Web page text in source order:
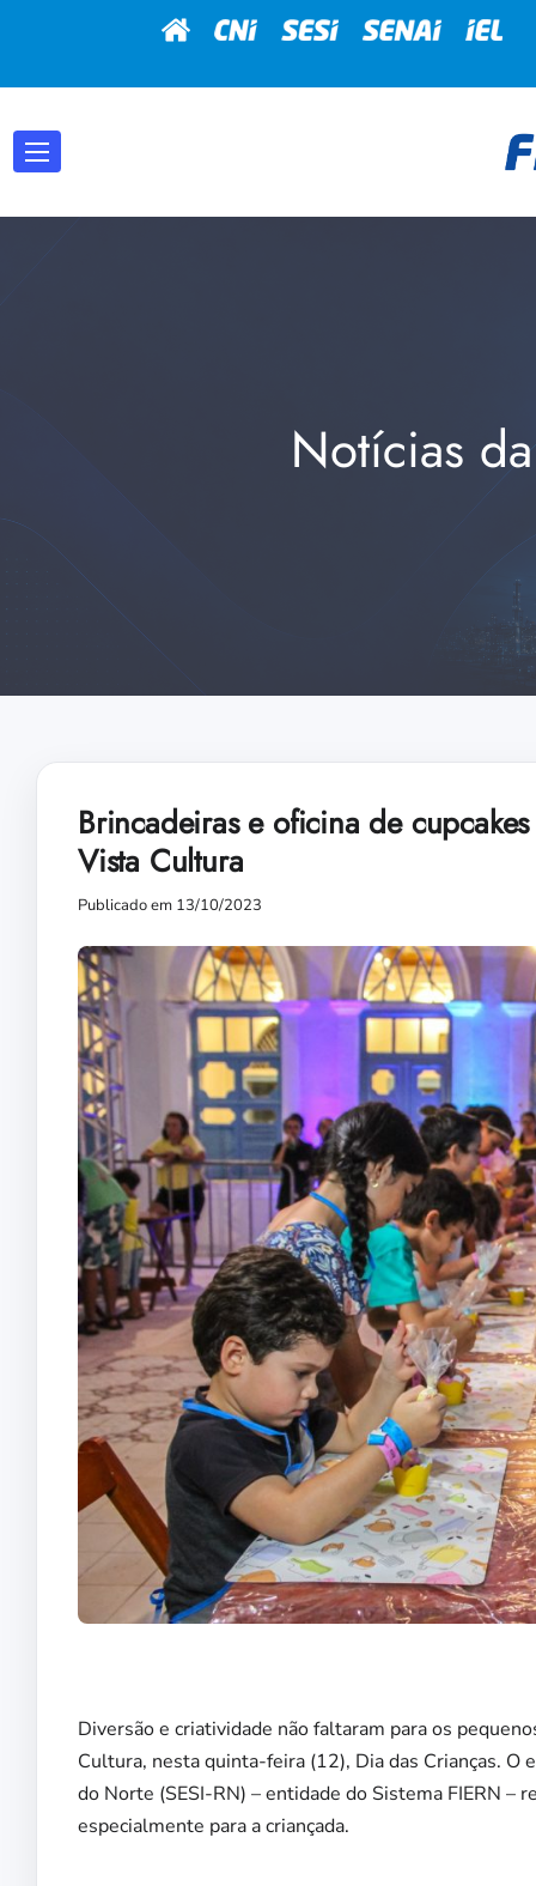
Notícias
Brincadeiras e oficina de
Vista Cultura
Publicado em 13/10/2023
Diversão e criatividade não faltaram para os
Cultura, nesta quinta-feira (12), Dia das Crianças.
do Norte (SESI-RN) – entidade do Sistema FIERN –
especialmente para a criançada.